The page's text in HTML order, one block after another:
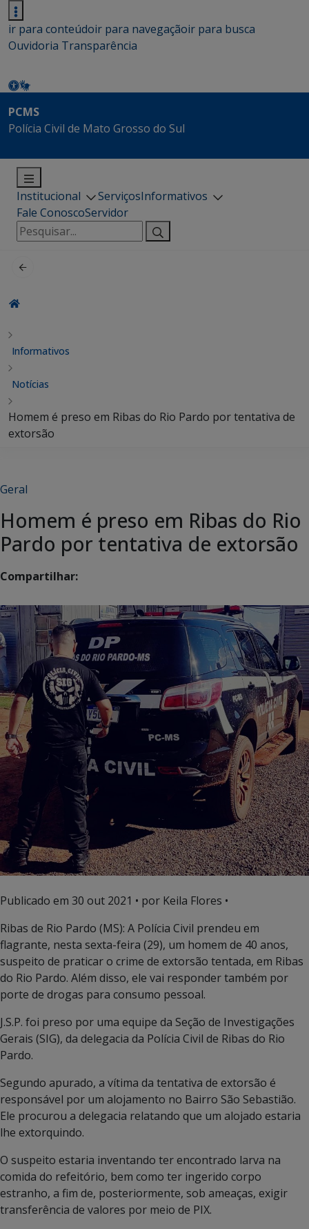
ir para conteúdoir para navegaçãoir para busca
Ouvidoria Transparência
PCMS
Polícia Civil de Mato Grosso do Sul
Institucional ServiçosInformativos
Fale ConoscoServidor
Pesquisar
por:
Informativos
Notícias
Homem é preso em Ribas do Rio Pardo por tentativa de
extorsão
Geral
Homem é preso em Ribas do Rio
Pardo por tentativa de extorsão
Compartilhar:
Publicado em 30 out 2021 • por Keila Flores •
Ribas de Rio Pardo (MS): A Polícia Civil prendeu em
flagrante, nesta sexta-feira (29), um homem de 40 anos,
suspeito de praticar o crime de extorsão tentada, em Ribas
do Rio Pardo. Além disso, ele vai responder também por
porte de drogas para consumo pessoal.
J.S.P. foi preso por uma equipe da Seção de Investigações
Gerais (SIG), da delegacia da Polícia Civil de Ribas do Rio
Pardo.
Segundo apurado, a vítima da tentativa de extorsão é
responsável por um alojamento no Bairro São Sebastião.
Ele procurou a delegacia relatando que um alojado estaria
lhe extorquindo.
O suspeito estaria inventando ter encontrado larva na
comida do refeitório, bem como ter ingerido corpo
estranho, a fim de, posteriormente, sob ameaças, exigir
transferência de valores por meio de PIX.